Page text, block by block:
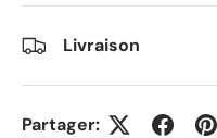
Livraison
Partager: